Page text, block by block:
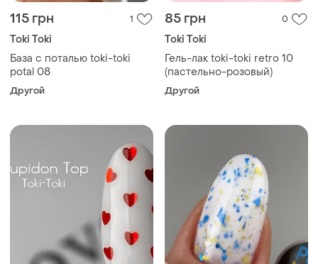
115 грн 1
Toki Toki
База с поталью toki-toki
potal 08
Другой
85 грн 0
Toki Toki
Гель-лак toki-toki retro 10
(пастельно-розовый)
Другой